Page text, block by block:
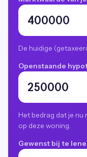
De huidige
Openstaande
Het bedrag dat je nu
op deze woning.
Gewenst bij te